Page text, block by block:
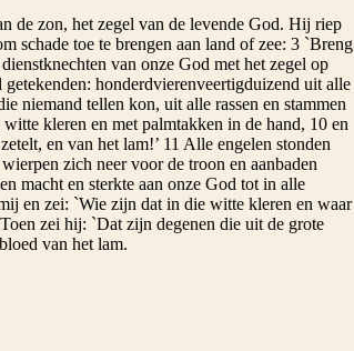
de zon, het zegel van de levende God. Hij riep
schade toe te brengen aan land of zee: 3 `Breng
van onze God met het zegel op
honderdvierenveertigduizend uit alle
niemand tellen kon, uit alle rassen en stammen
kleren en met palmtakken in de hand, 10 en
en van het lam!’ 11 Alle engelen stonden
zich neer voor de troon en aanbaden
macht en sterkte aan onze God tot in alle
en zei: `Wie zijn dat in die witte kleren en waar
zei hij: `Dat zijn degenen die uit de grote
van het lam.